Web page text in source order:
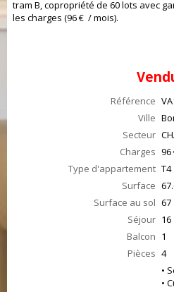
tram B, copropriété de 60 lots avec
les charges (96 €  / mois).
Référence
Ville
Secteur
Charges 96
Type d'appartement T4
Surface
Surface au sol 67
Séjour 16
Balcon 1
Pièces 4
•
•